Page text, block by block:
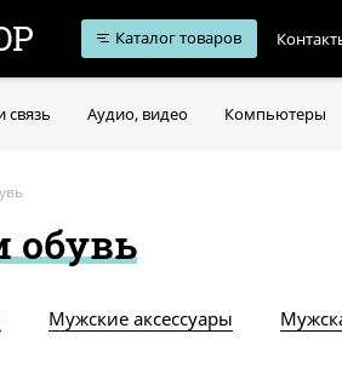
Каталог товаров
связь Аудио, видео Компьютеры
обувь
Мужские аксессуары